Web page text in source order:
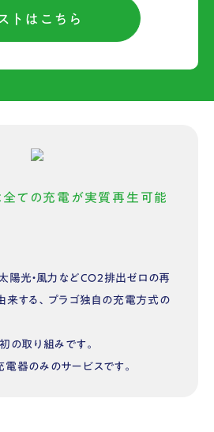
トはこちら
ての充電が実質再生可能
陽光・風力などCO2排出ゼロの再
来する、プラゴ独自の充電方式の
の取り組みです。
器のみのサービスです。